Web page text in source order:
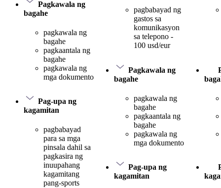
Pagkawala ng
bagahe
pagkawala ng
bagahe
pagkaantala ng
bagahe
pagkawala ng
mga dokumento
Pag-upa ng
kagamitan
pagbabayad
para sa mga
pinsala dahil sa
pagkasira ng
inuupahang
kagamitang
pang-sports
pagbabayad ng
gastos sa
komunikasyon
sa telepono -
100 usd/eur
Pagkawala ng
bagahe
pagkawala ng
bagahe
pagkaantala ng
bagahe
pagkawala ng
mga dokumento
Pag-upa ng
kagamitan